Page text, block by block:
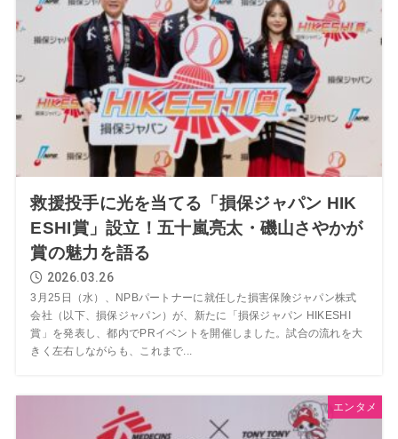
救援投手に光を当てる「損保ジャパン HIK
ESHI賞」設立！五十嵐亮太・磯山さやかが
賞の魅力を語る
2026.03.26
3月25日（水）、NPBパートナーに就任した損害保険ジャパン株式
会社（以下、損保ジャパン）が、新たに「損保ジャパン HIKESHI
賞」を発表し、都内でPRイベントを開催しました。試合の流れを大
きく左右しながらも、これまで...
エンタメ